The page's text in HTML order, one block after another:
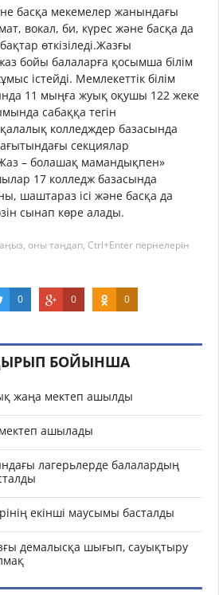
басқа мекемелер жанындағы
вокал, би, күрес және басқа да
өткізіледі.Жазғы
бойы балаларға қосымша білім
істейді. Мемлекеттік білім
11 мыңға жуық оқушы 122 жеке
сабаққа тегін
колледждер базасында
секциялар
– болашақ мамандықпен»
17 колледж базасында
шаштараз ісі және басқа да
сынап көре алады.
оны таңдап, Ctrl+Enter пернелерін
0 0 0
БОЙЫНША
жаңа мектеп ашылды
ашылады
лагерьлерде балалардың
екінші маусымы басталды
демалысқа шығып, сауықтыру